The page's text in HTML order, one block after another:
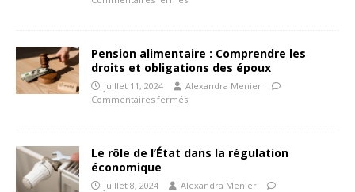
Pension alimentaire : Comprendre les
droits et obligations des époux
juillet 11, 2024
Alexandra Menier
Commentaires fermés
Le rôle de l’État dans la régulation
économique
juillet 8, 2024
Alexandra Menier